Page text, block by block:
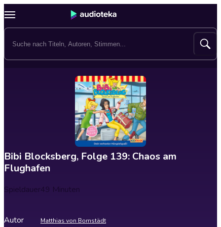
Bibi Blocksberg, Folge 139: Chaos am
Flughafen
Spieldauer49 Minuten
Autor Matthias von Bornstädt